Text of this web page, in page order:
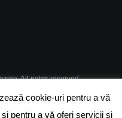
All rights reserved.
cookie-uri pentru a vă
pentru a vă oferi servicii și